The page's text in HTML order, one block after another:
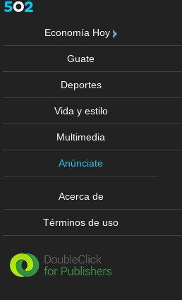
Economía Hoy
Guate
Deportes
Vida y estilo
Multimedia
Anúnciate
Acerca de
Términos de uso